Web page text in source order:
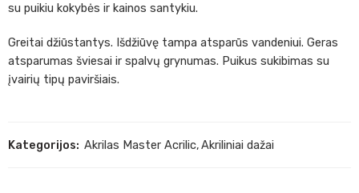
su puikiu kokybės ir kainos santykiu.
Greitai džiūstantys. Išdžiūvę tampa atsparūs vandeniui. Geras
atsparumas šviesai ir spalvų grynumas. Puikus sukibimas su
įvairių tipų paviršiais.
Kategorijos: Akrilas Master Acrilic,Akriliniai dažai